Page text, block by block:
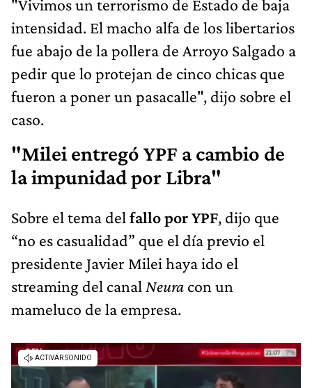
"Vivimos un terrorismo de Estado de baja
intensidad. El macho alfa de los libertarios
fue abajo de la pollera de Arroyo Salgado a
pedir que lo protejan de cinco chicas que
fueron a poner un pasacalle", dijo sobre el
caso.
"Milei entregó YPF a cambio de
la impunidad por Libra"
Sobre el tema del fallo por YPF, dijo que
“no es casualidad” que el día previo el
presidente Javier Milei haya ido el
streaming del canal Neura con un
mameluco de la empresa.